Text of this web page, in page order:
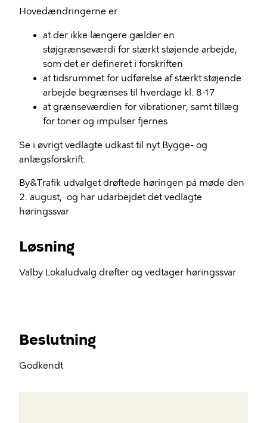
Hovedændringerne er:
at der ikke længere gælder en
støjgrænseværdi for stærkt støjende arbejde,
som det er defineret i forskriften
at tidsrummet for udførelse af stærkt støjende
arbejde begrænses til hverdage kl. 8-17
at grænseværdien for vibrationer, samt tillæg
for toner og impulser fjernes
Se i øvrigt vedlagte udkast til nyt Bygge- og
anlægsforskrift.
By&Trafik udvalget drøftede høringen på møde den
2. august, og har udarbejdet det vedlagte
høringssvar
Løsning
Valby Lokaludvalg drøfter og vedtager høringssvar
Beslutning
Godkendt